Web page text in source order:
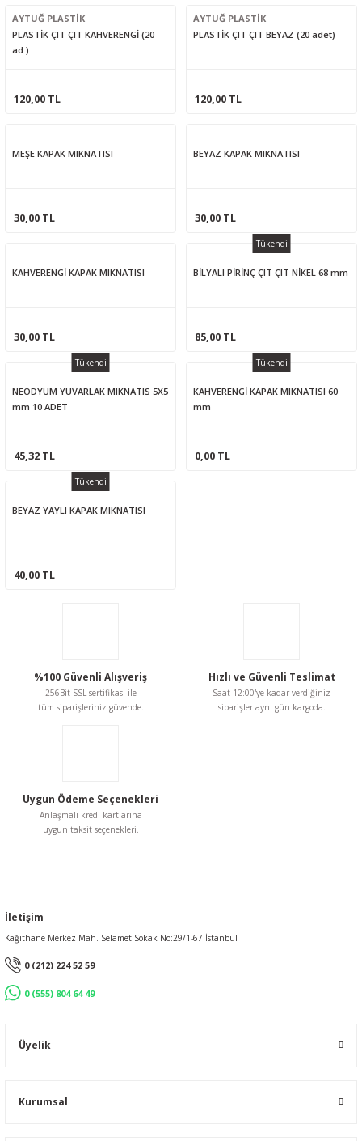
AYTUĞ PLASTİK
PLASTİK ÇIT ÇIT KAHVERENGİ (20
ad.)
120,00 TL
AYTUĞ PLASTİK
PLASTİK ÇIT ÇIT BEYAZ (20 adet)
120,00 TL
MEŞE KAPAK MIKNATISI
30,00 TL
BEYAZ KAPAK MIKNATISI
30,00 TL
KAHVERENGİ KAPAK MIKNATISI
30,00 TL
Tükendi
BİLYALI PİRİNÇ ÇIT ÇIT NİKEL 68 mm
85,00 TL
Tükendi
NEODYUM YUVARLAK MIKNATIS 5X5
mm 10 ADET
45,32 TL
Tükendi
KAHVERENGİ KAPAK MIKNATISI 60
mm
0,00 TL
Tükendi
BEYAZ YAYLI KAPAK MIKNATISI
40,00 TL
%100 Güvenli Alışveriş
256Bit SSL sertifikası ile
tüm siparişleriniz güvende.
Hızlı ve Güvenli Teslimat
Saat 12:00'ye kadar verdiğiniz
siparişler aynı gün kargoda.
Uygun Ödeme Seçenekleri
Anlaşmalı kredi kartlarına
uygun taksit seçenekleri.
İletişim
Kağıthane Merkez Mah. Selamet Sokak No:29/1-67 İstanbul
0 (212) 224 52 59
0 (555) 804 64 49
Üyelik
Kurumsal